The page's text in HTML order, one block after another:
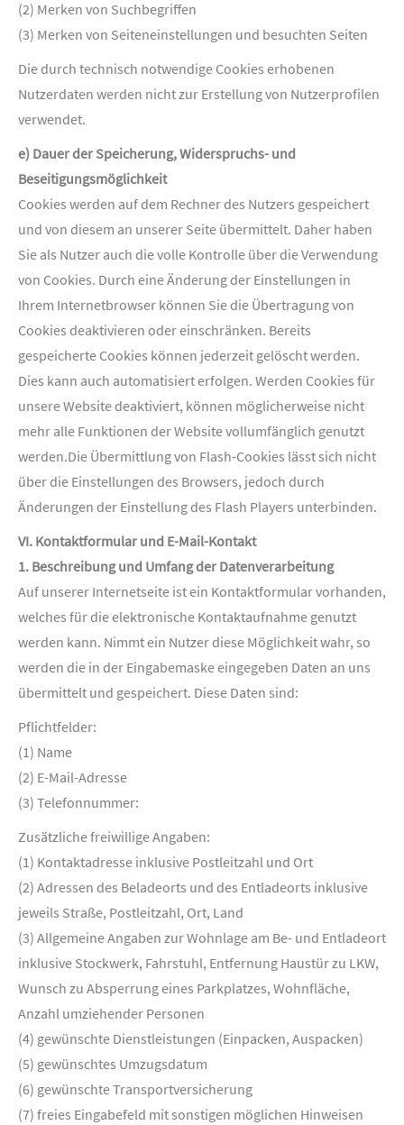
(2) Merken von Suchbegriffen
(3) Merken von Seiteneinstellungen und besuchten Seiten
Die durch technisch notwendige Cookies erhobenen
Nutzerdaten werden nicht zur Erstellung von Nutzerprofilen
verwendet.
e) Dauer der Speicherung, Widerspruchs- und
Beseitigungsmöglichkeit
Cookies werden auf dem Rechner des Nutzers gespeichert
und von diesem an unserer Seite übermittelt. Daher haben
Sie als Nutzer auch die volle Kontrolle über die Verwendung
von Cookies. Durch eine Änderung der Einstellungen in
Ihrem Internetbrowser können Sie die Übertragung von
Cookies deaktivieren oder einschränken. Bereits
gespeicherte Cookies können jederzeit gelöscht werden.
Dies kann auch automatisiert erfolgen. Werden Cookies für
unsere Website deaktiviert, können möglicherweise nicht
mehr alle Funktionen der Website vollumfänglich genutzt
werden.Die Übermittlung von Flash-Cookies lässt sich nicht
über die Einstellungen des Browsers, jedoch durch
Änderungen der Einstellung des Flash Players unterbinden.
VI. Kontaktformular und E-Mail-Kontakt
1. Beschreibung und Umfang der Datenverarbeitung
Auf unserer Internetseite ist ein Kontaktformular vorhanden,
welches für die elektronische Kontaktaufnahme genutzt
werden kann. Nimmt ein Nutzer diese Möglichkeit wahr, so
werden die in der Eingabemaske eingegeben Daten an uns
übermittelt und gespeichert. Diese Daten sind:
Pflichtfelder:
(1) Name
(2) E-Mail-Adresse
(3) Telefonnummer:
Zusätzliche freiwillige Angaben:
(1) Kontaktadresse inklusive Postleitzahl und Ort
(2) Adressen des Beladeorts und des Entladeorts inklusive
jeweils Straße, Postleitzahl, Ort, Land
(3) Allgemeine Angaben zur Wohnlage am Be- und Entladeort
inklusive Stockwerk, Fahrstuhl, Entfernung Haustür zu LKW,
Wunsch zu Absperrung eines Parkplatzes, Wohnfläche,
Anzahl umziehender Personen
(4) gewünschte Dienstleistungen (Einpacken, Auspacken)
(5) gewünschtes Umzugsdatum
(6) gewünschte Transportversicherung
(7) freies Eingabefeld mit sonstigen möglichen Hinweisen